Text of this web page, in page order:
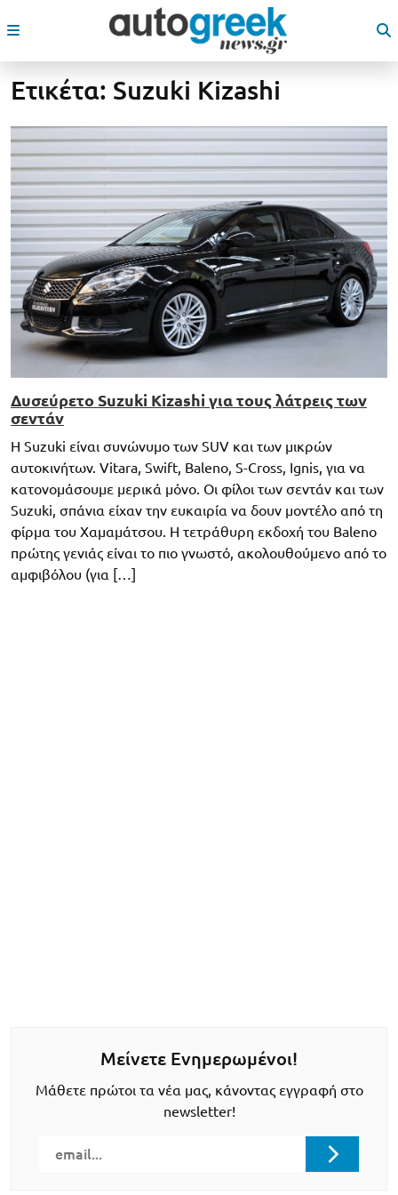
Ετικέτα: Suzuki Kizashi
Δυσεύρετο Suzuki Kizashi για τους λάτρεις των
σεντάν
Η Suzuki είναι συνώνυμο των SUV και των μικρών
αυτοκινήτων. Vitara, Swift, Baleno, S-Cross, Ignis, για να
κατονομάσουμε μερικά μόνο. Οι φίλοι των σεντάν και των
Suzuki, σπάνια είχαν την ευκαιρία να δουν μοντέλο από τη
φίρμα του Χαμαμάτσου. Η τετράθυρη εκδοχή του Baleno
πρώτης γενιάς είναι το πιο γνωστό, ακολουθούμενο από το
αμφιβόλου (για […]
Μείνετε Ενημερωμένοι!
Μάθετε πρώτοι τα νέα μας, κάνοντας εγγραφή στο
newsletter!